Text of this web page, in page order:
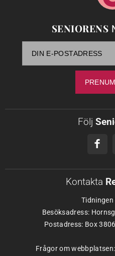
SENIORENS
Följ
Kontakta
Tidningen
Besöksadress:
Postadress: Box
Frågor om webbplatsen: